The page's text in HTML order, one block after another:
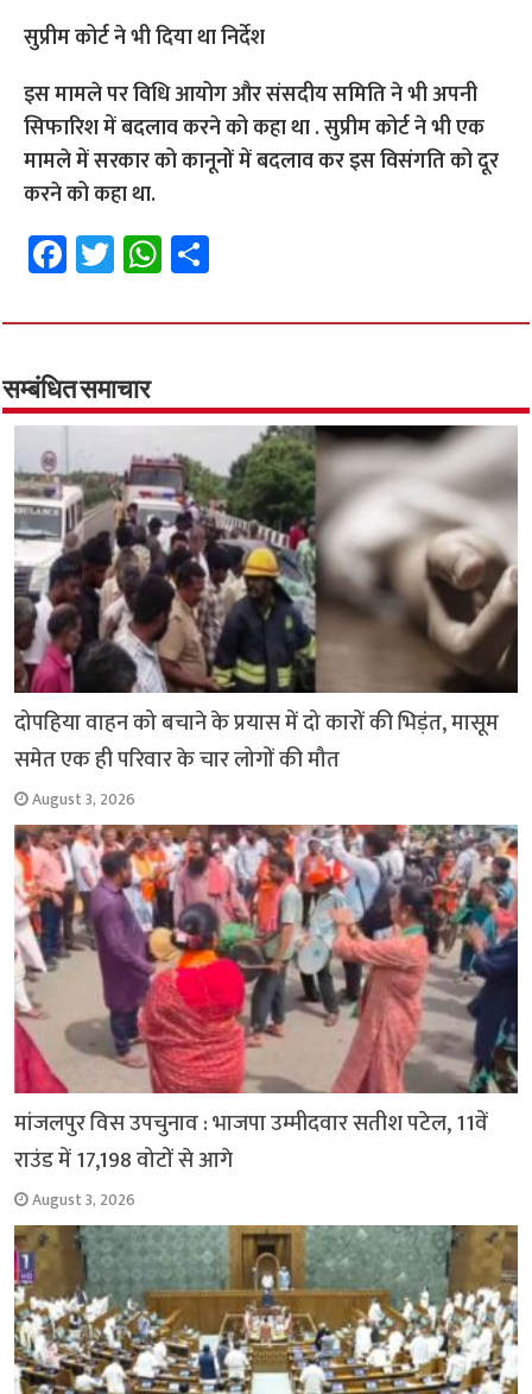
सुप्रीम कोर्ट ने भी दिया था निर्देश
इस मामले पर विधि आयोग और संसदीय समिति ने भी अपनी
सिफारिश में बदलाव करने को कहा था . सुप्रीम कोर्ट ने भी एक
मामले में सरकार को कानूनों में बदलाव कर इस विसंगति को दूर
करने को कहा था.
Fa
ce
b
o
o
k
T
wi
tt
er
W
h
at
p
p
ar
सम्बंधित समाचार
दोपहिया वाहन को बचाने के प्रयास में दो कारों की भिड़ंत, मासूम
समेत एक ही परिवार के चार लोगों की मौत
August 3, 2026
मांजलपुर विस उपचुनाव : भाजपा उम्मीदवार सतीश पटेल, 11वें
राउंड में 17,198 वोटों से आगे
August 3, 2026